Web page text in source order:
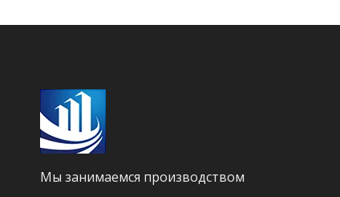
Мы занимаемся производством